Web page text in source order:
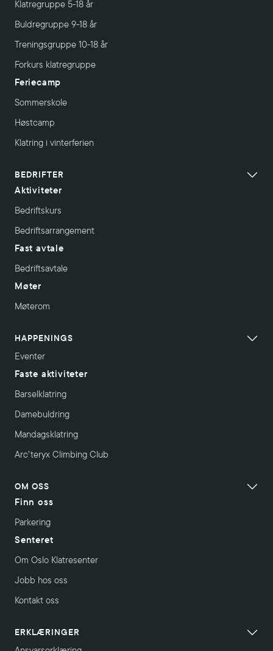
Klatregruppe 5-18 år
Buldregruppe 9-18 år
Treningsgruppe 10-18 år
Forkurs klatregruppe
Feriecamp
Sommerskole
Høstcamp
Klatring i vinterferien
BEDRIFTER
Aktiviteter
Bedriftskurs
Bedriftsarrangement
Fast avtale
Bedriftsavtale
Møter
Møterom
HAPPENINGS
Eventer
Faste aktiviteter
Barselklatring
Damebuldring
Mandagsklatring
Arc’teryx Climbing Club
OM OSS
Finn oss
Parkering
Senteret
Om Oslo Klatresenter
Jobb hos oss
Kontakt oss
ERKLÆRINGER